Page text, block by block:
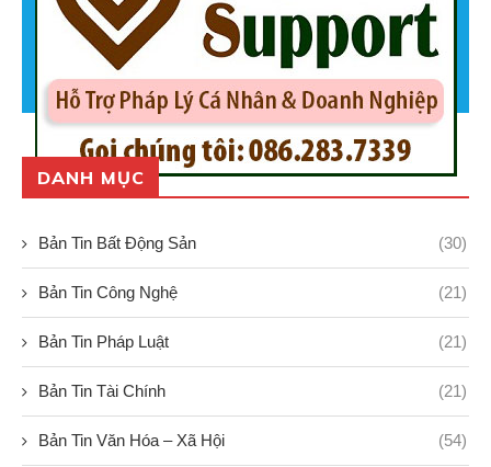
DANH MỤC
Bản Tin Bất Động Sản (30)
Bản Tin Công Nghệ (21)
Bản Tin Pháp Luật (21)
Bản Tin Tài Chính (21)
Bản Tin Văn Hóa – Xã Hội (54)